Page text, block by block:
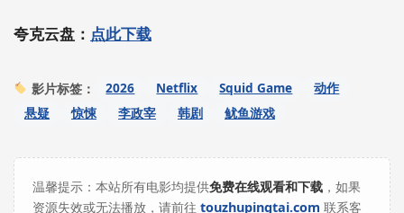
夸克云盘： 点此下载
影片标签： 2026 Netflix Squid Game
动作
悬疑
惊悚 李政宰 韩剧 鱿鱼游戏
温馨提示：本站所有电影均提供免费在线观看和下载 ，如果
资源失效或无法播放，请前往 touzhupingtai.com 联系客